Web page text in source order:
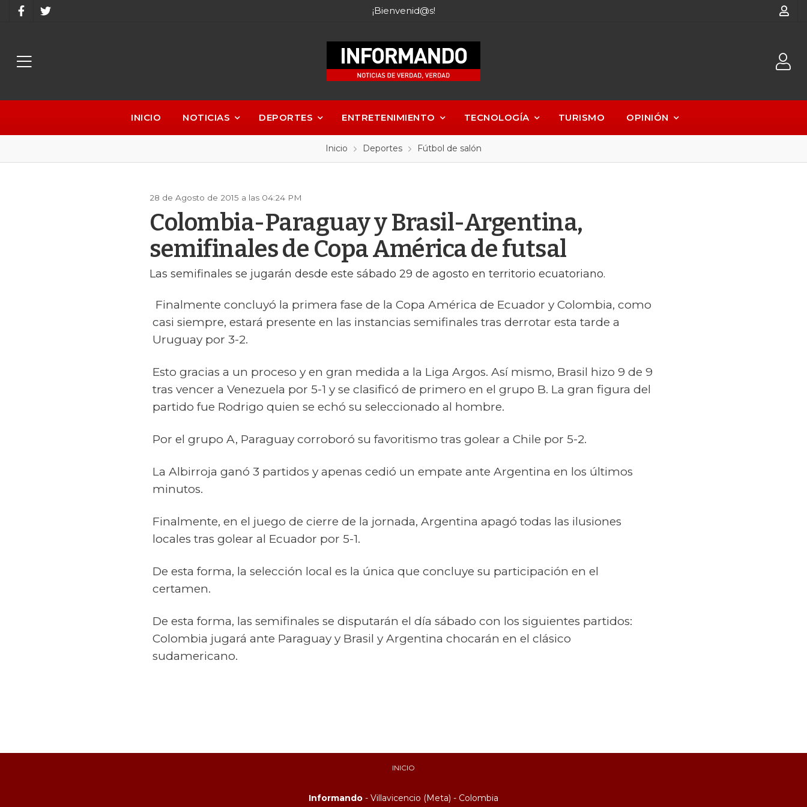
¡Bienvenid@s!
INICIO NOTICIAS DEPORTES ENTRETENIMIENTO TECNOLOGÍA TURISMO OPINIÓN
Inicio Deportes Fútbol de salón
28 de Agosto de 2015 a las 04:24 PM
Colombia-Paraguay y Brasil-Argentina,
semifinales de Copa América de futsal
Las semifinales se jugarán desde este sábado 29 de agosto en territorio ecuatoriano.
Finalmente concluyó la primera fase de la Copa América de Ecuador y Colombia, como
casi siempre, estará presente en las instancias semifinales tras derrotar esta tarde a
Uruguay por 3-2.
Esto gracias a un proceso y en gran medida a la Liga Argos. Así mismo, Brasil hizo 9 de 9
tras vencer a Venezuela por 5-1 y se clasificó de primero en el grupo B. La gran figura del
partido fue Rodrigo quien se echó su seleccionado al hombre.
Por el grupo A, Paraguay corroboró su favoritismo tras golear a Chile por 5-2.
La Albirroja ganó 3 partidos y apenas cedió un empate ante Argentina en los últimos
minutos.
Finalmente, en el juego de cierre de la jornada, Argentina apagó todas las ilusiones
locales tras golear al Ecuador por 5-1.
De esta forma, la selección local es la única que concluye su participación en el
certamen.
De esta forma, las semifinales se disputarán el día sábado con los siguientes partidos:
Colombia jugará ante Paraguay y Brasil y Argentina chocarán en el clásico
sudamericano.
INICIO
Informando - Villavicencio (Meta) - Colombia